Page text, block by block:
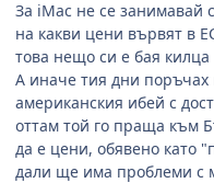
За iMac не се занимавай
на какви цени вървят в
това нещо си е бая
А иначе тия дни
американския ибей с
оттам той го праща към
да е цени, обявено като
дали ще има проблеми с